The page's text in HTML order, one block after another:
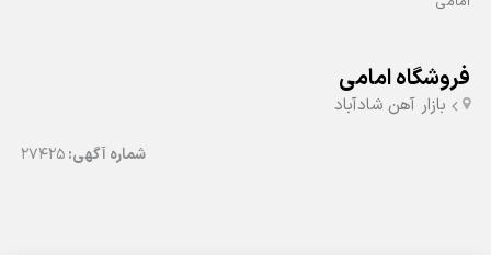
فروشگاه امامی
بازار آهن شادآباد
شماره آگهی:27425